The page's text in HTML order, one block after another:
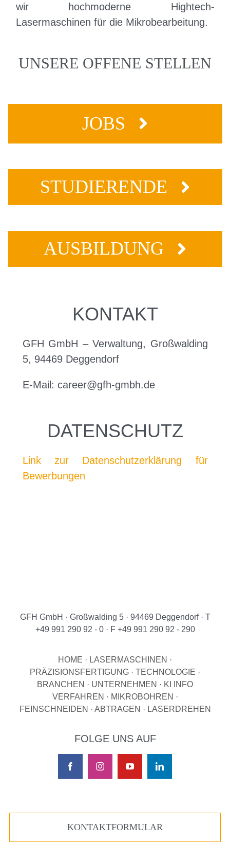
wir hochmoderne Hightech-
Lasermaschinen für die Mikrobearbeitung.
UNSERE OFFENE STELLEN
JOBS
STUDIERENDE
AUSBILDUNG
KONTAKT
GFH GmbH – Verwaltung, Großwalding
5, 94469 Deggendorf
E-Mail: career@gfh-gmbh.de
DATENSCHUTZ
Link zur Datenschutzerklärung für
Bewerbungen
GFH GmbH · Großwalding 5 · 94469 Deggendorf · T
+49 991 290 92 - 0 · F +49 991 290 92 - 290
HOME · LASERMASCHINEN ·
PRÄZISIONSFERTIGUNG · TECHNOLOGIE ·
BRANCHEN · UNTERNEHMEN · KI INFO
VERFAHREN · MIKROBOHREN ·
FEINSCHNEIDEN · ABTRAGEN · LASERDREHEN
FOLGE UNS AUF
KONTAKTFORMULAR